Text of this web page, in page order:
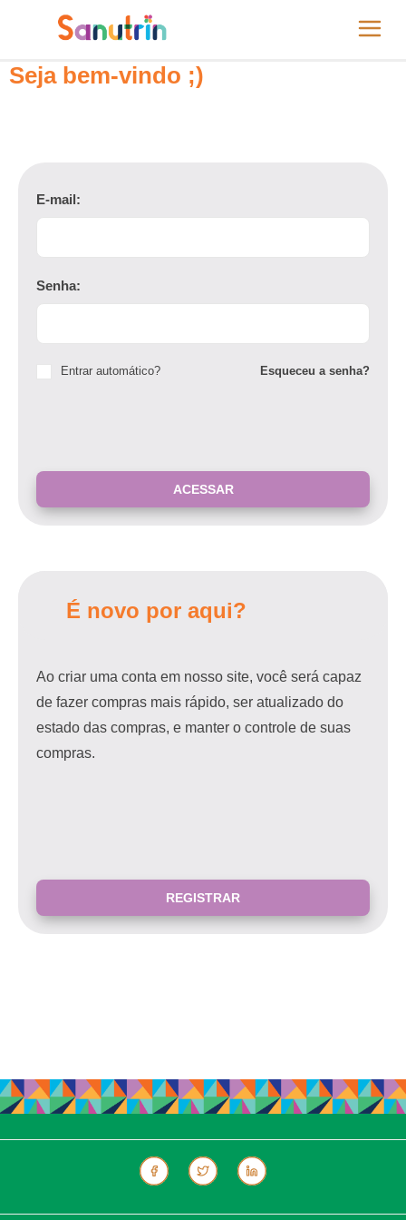
Seja bem-vindo ;)
É novo por aqui?
Ao criar uma conta em nosso site, você será capaz
de fazer compras mais rápido, ser atualizado do
estado das compras, e manter o controle de suas
compras.
E-mail:
Senha:
Esqueceu a senha?
Entrar automático?